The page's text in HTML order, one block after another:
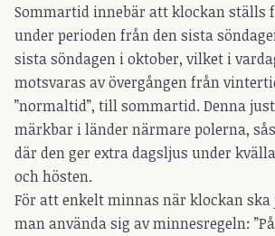
Sommartid innebär att klockan ställs
under perioden från den sista
sista söndagen i oktober, vilket i
motsvaras av övergången från
”normaltid”, till sommartid. Denna
märkbar i länder närmare polerna,
där den ger extra dagsljus under
och hösten.
För att enkelt minnas när klockan
man använda sig av minnesregeln: